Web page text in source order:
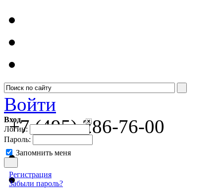
Войти
Вход
Логин:
Пароль:
Запомнить меня
Регистрация
Забыли пароль?
+7 (495) 286-76-00